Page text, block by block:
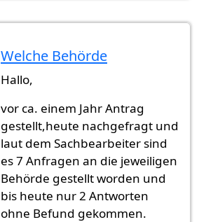
Welche Behörde
Hallo,
vor ca. einem Jahr Antrag
gestellt,heute nachgefragt und
laut dem Sachbearbeiter sind
es 7 Anfragen an die jeweiligen
Behörde gestellt worden und
bis heute nur 2 Antworten
ohne Befund gekommen.